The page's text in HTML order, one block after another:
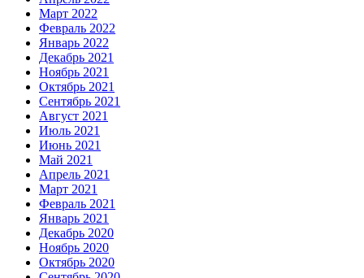
Март 2022
Февраль 2022
Январь 2022
Декабрь 2021
Ноябрь 2021
Октябрь 2021
Сентябрь 2021
Август 2021
Июль 2021
Июнь 2021
Май 2021
Апрель 2021
Март 2021
Февраль 2021
Январь 2021
Декабрь 2020
Ноябрь 2020
Октябрь 2020